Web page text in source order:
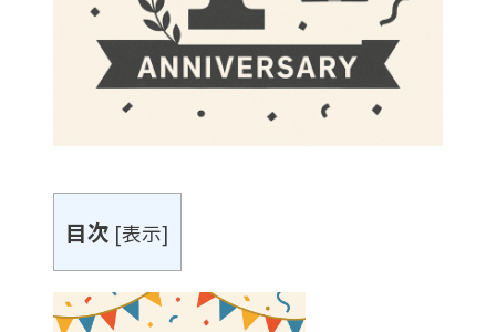
目次 [表示]